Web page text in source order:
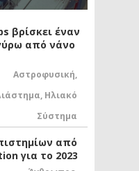
βρίσκει έναν
από νάνο
Αστροφυσική,
, Ηλιακό
Σύστημα
από
για το 2023